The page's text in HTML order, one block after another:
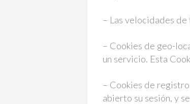
– Las velocidades de
– Cookies de geo-
un servicio. Esta
– Cookies de
abierto su sesión, y